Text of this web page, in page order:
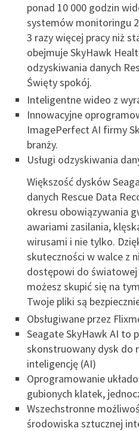
ponad 10 000 godzin
systemów monitoringu
3 razy więcej pracy niż
obejmuje SkyHawk
odzyskiwania danych
Święty spokój.
Inteligentne wideo z
Innowacyjne
ImagePerfect AI firmy
branży.
Usługi odzyskiwania
Większość dysków
danych Rescue Data
okresu obowiązywania
awariami zasilania,
wirusami i nie tylko.
skuteczności w walce z
dostępowi do światowej
możesz skupić się na
Twoje pliki są
Obsługiwane przez
Seagate SkyHawk AI to
skonstruowany dysk do
inteligencję (AI)
Oprogramowanie
gubionych klatek,
Wszechstronne
środowiska sztucznej